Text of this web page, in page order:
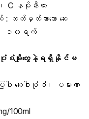
နမိုးနီးယား
သတ်မှတ်ထားသော ဆေး
ါ၊ ၁၀ရက်
စံမျိုးတွေနဲ့ရရှိနိုင်မ
ြပါ ဆေးဝါးပုံစံ၊ ပမာဏ
100ml